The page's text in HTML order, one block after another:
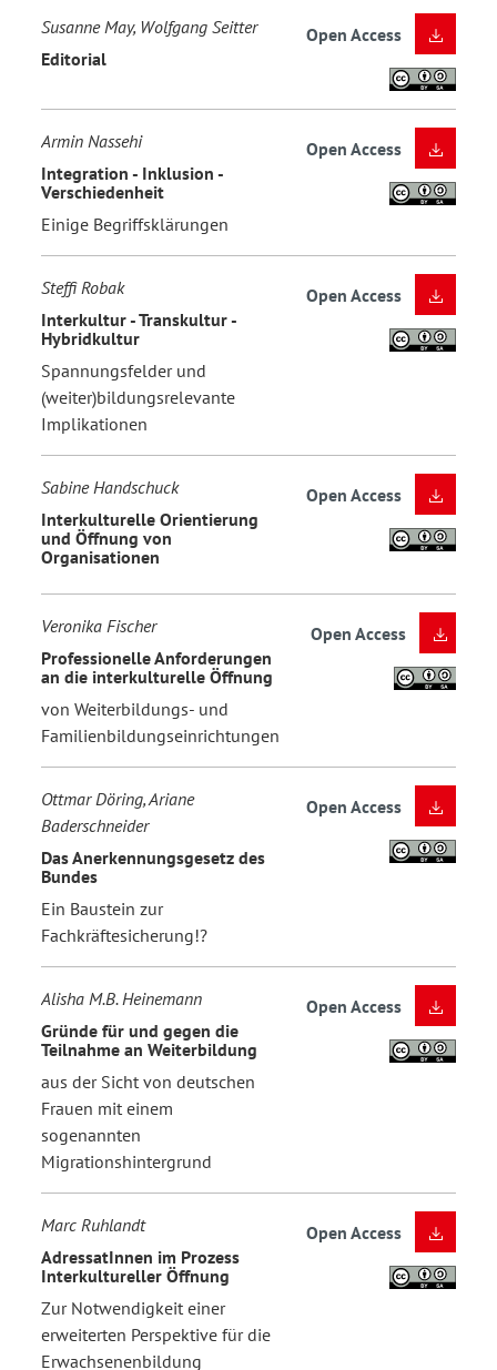
Susanne May, Wolfgang Seitter
Editorial
Open Access
Armin Nassehi
Integration - Inklusion -
Verschiedenheit
Einige Begriffsklärungen
Open Access
Steffi Robak
Interkultur - Transkultur -
Hybridkultur
Spannungsfelder und
(weiter)bildungsrelevante
Implikationen
Open Access
Sabine Handschuck
Interkulturelle Orientierung
und Öffnung von
Organisationen
Open Access
Veronika Fischer
Professionelle Anforderungen
an die interkulturelle Öffnung
von Weiterbildungs- und
Familienbildungseinrichtungen
Open Access
Ottmar Döring, Ariane
Baderschneider
Das Anerkennungsgesetz des
Bundes
Ein Baustein zur
Fachkräftesicherung!?
Open Access
Alisha M.B. Heinemann
Gründe für und gegen die
Teilnahme an Weiterbildung
aus der Sicht von deutschen
Frauen mit einem
sogenannten
Migrationshintergrund
Open Access
Marc Ruhlandt
AdressatInnen im Prozess
Interkultureller Öffnung
Zur Notwendigkeit einer
erweiterten Perspektive für die
Erwachsenenbildung
Open Access